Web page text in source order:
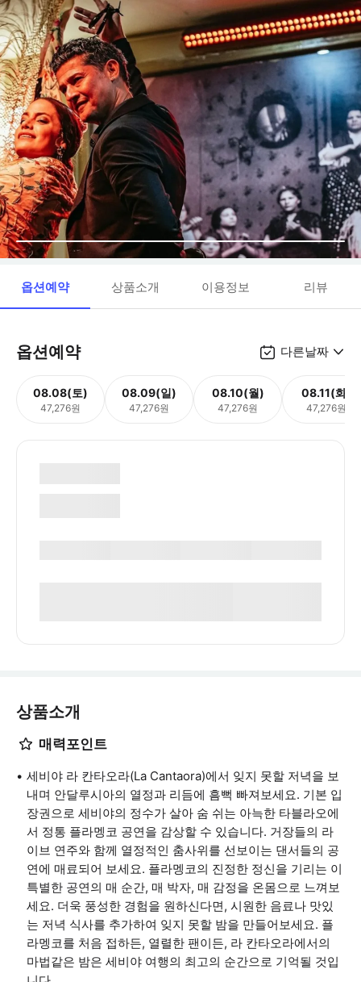
옵션예약 상품소개 이용정보 리뷰
옵션예약 다른날짜
08.08(토)
47,276원
08.09(일)
47,276원
08.10(월)
47,276원
08.11(화)
47,276원
상품소개
매력포인트
세비야 라 칸타오라(La Cantaora)에서 잊지 못할 저녁을 보
내며 안달루시아의 열정과 리듬에 흠뻑 빠져보세요. 기본 입
장권으로 세비야의 정수가 살아 숨 쉬는 아늑한 타블라오에
서 정통 플라멩코 공연을 감상할 수 있습니다. 거장들의 라
이브 연주와 함께 열정적인 춤사위를 선보이는 댄서들의 공
연에 매료되어 보세요. 플라멩코의 진정한 정신을 기리는 이
특별한 공연의 매 순간, 매 박자, 매 감정을 온몸으로 느껴보
세요. 더욱 풍성한 경험을 원하신다면, 시원한 음료나 맛있
는 저녁 식사를 추가하여 잊지 못할 밤을 만들어보세요. 플
라멩코를 처음 접하든, 열렬한 팬이든, 라 칸타오라에서의
마법같은 밤은 세비야 여행의 최고의 순간으로 기억될 것입